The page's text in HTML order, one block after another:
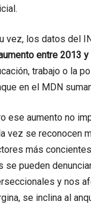
vez, los datos del
entre 2013
trabajo o la
en el MDN
ese aumento no
vez se reconocen
más
se pueden
y nos
se inclina al